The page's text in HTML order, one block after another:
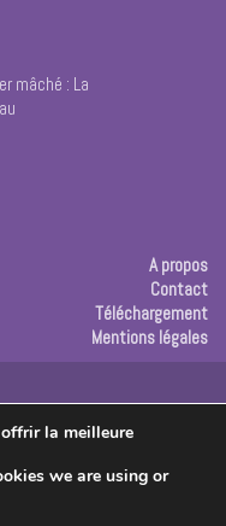
mâché : La
A propos
Contact
Téléchargement
Mentions légales
la meilleure
we are using or